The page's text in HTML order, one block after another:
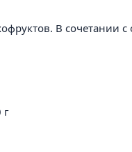
В сочетании
г